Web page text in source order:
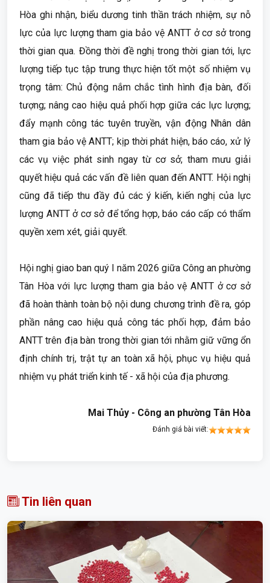
Hòa ghi nhận, biểu dương tinh thần trách nhiệm, sự nỗ
lực của lực lượng tham gia bảo vệ ANTT ở cơ sở trong
thời gian qua. Đồng thời đề nghị trong thời gian tới, lực
lượng tiếp tục tập trung thực hiện tốt một số nhiệm vụ
trọng tâm: Chủ động nắm chắc tình hình địa bàn, đối
tượng; nâng cao hiệu quả phối hợp giữa các lực lượng;
đẩy mạnh công tác tuyên truyền, vận động Nhân dân
tham gia bảo vệ ANTT; kịp thời phát hiện, báo cáo, xử lý
các vụ việc phát sinh ngay từ cơ sở; tham mưu giải
quyết hiệu quả các vấn đề liên quan đến ANTT. Hội nghị
cũng đã tiếp thu đầy đủ các ý kiến, kiến nghị của lực
lượng ANTT ở cơ sở để tổng hợp, báo cáo cấp có thẩm
quyền xem xét, giải quyết.
Hội nghị giao ban quý I năm 2026 giữa Công an phường
Tân Hòa với lực lượng tham gia bảo vệ ANTT ở cơ sở
đã hoàn thành toàn bộ nội dung chương trình đề ra, góp
phần nâng cao hiệu quả công tác phối hợp, đảm bảo
ANTT trên địa bàn trong thời gian tới nhằm giữ vững ổn
định chính trị, trật tự an toàn xã hội, phục vụ hiệu quả
nhiệm vụ phát triển kinh tế - xã hội của địa phương.
Mai Thủy - Công an phường Tân Hòa
Đánh giá bài viết:
Tin liên quan